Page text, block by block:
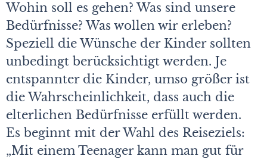
Wohin soll es gehen? Was sind unsere
Bedürfnisse? Was wollen wir erleben?
Speziell die Wünsche der Kinder sollten
unbedingt berücksichtigt werden. Je
entspannter die Kinder, umso größer ist
die Wahrscheinlichkeit, dass auch die
elterlichen Bedürfnisse erfüllt werden.
Es beginnt mit der Wahl des Reiseziels:
„Mit einem Teenager kann man gut für